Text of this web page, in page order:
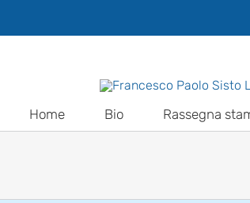
Home Bio Rassegna